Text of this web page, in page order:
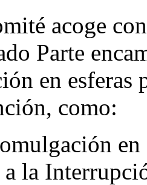
acoge
Parte
en esferas
como:
a la